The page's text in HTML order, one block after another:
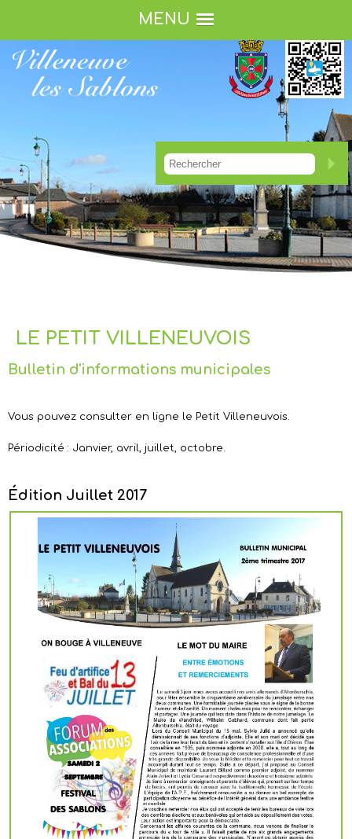
MENU
LE PETIT VILLENEUVOIS
Bulletin d'informations municipales
Vous pouvez consulter en ligne le Petit Villeneuvois.
Périodicité : Janvier, avril, juillet, octobre.
Édition Juillet 2017